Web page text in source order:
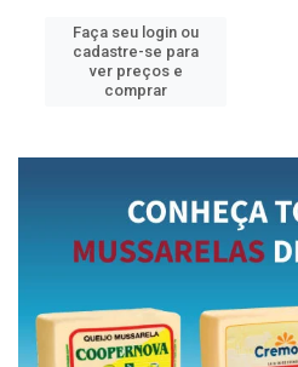
Faça seu login ou
cadastre-se para
ver preços e
comprar